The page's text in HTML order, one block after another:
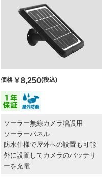
価格￥8,250(税込)
ソーラー無線カメラ増設用
ソーラーパネル
防水仕様で屋外への設置も可能
外に設置してカメラのバッテリ
ーを充電